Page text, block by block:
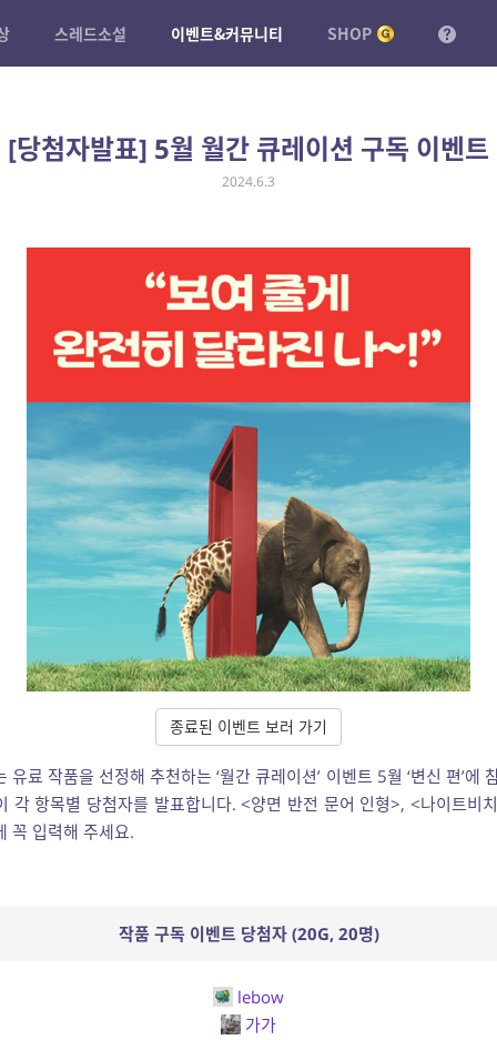
스레드소설 이벤트&커뮤니티 SHOP
[당첨자발표] 5월 월간 큐레이션 구독 이벤트
2024.6.3
종료된 이벤트 보러 가기
유료 작품을 선정해 추천하는 ‘월간 큐레이션’ 이벤트 5월 ‘변신 편’에
각 항목별 당첨자를 발표합니다. <양면 반전 문어 인형>, <나이트비
꼭 입력해 주세요.
작품 구독 이벤트 당첨자 (20G, 20명)
lebow
가가